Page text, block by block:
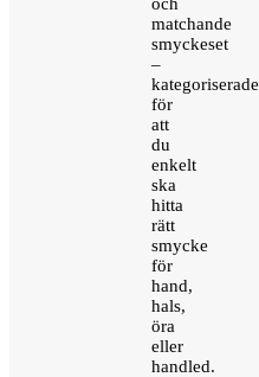
matchande
smyckeset
–
kategoriserade
för
att
du
enkelt
ska
hitta
rätt
smycke
för
hand,
hals,
öra
eller
handled.